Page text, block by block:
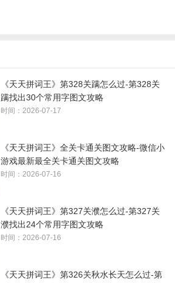
《天天拼词王》第328关蹒怎么过-第328关
蹒找出30个常用字图文攻略
时间：2026-07-17
《天天拼词王》全关卡通关图文攻略-微信小
游戏最新最全关卡通关图文攻略
时间：2026-07-16
《天天拼词王》第327关濮怎么过-第327关
濮找出24个常用字图文攻略
时间：2026-07-16
《天天拼词王》第326关秋水长天怎么过-第